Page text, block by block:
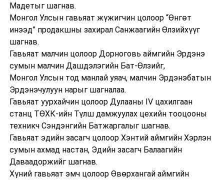
Мадетыг шагнав.
Монгол Улсын гавьяат жүжигчин цолоор “Өнгөт
инээд” продакшны захирал Санжаагийн Өлзийхүүг
шагнав.
Гавьяат малчин цолоор Дорноговь аймгийн Эрдэнэ
сумын малчин Дашдэлэгийн Бат-Өлзийг,
Монгол Улсын тод манлай уяач, малчин Эрдэнэбатын
Эрдэнэчулуун нарыг шагналаа.
Гавьяат уурхайчин цолоор Дулааны IV цахилгаан
станц ТӨХК-ийн Түлш дамжуулах цехийн тооцооны
техникч Сэндэнгийн Батжаргалыг шагнав.
Гавьяат эдийн засагч цолоор Хэнтий аймгийн Хэрлэн
сумын ахмад настан, Эдийн засагч Балаагийн
Даваадоржийг шагнав.
Хүний гавьяат эмч цолоор Өвөрхангай аймгийн